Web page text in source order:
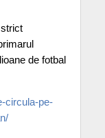
de fotbal
circula-pe-